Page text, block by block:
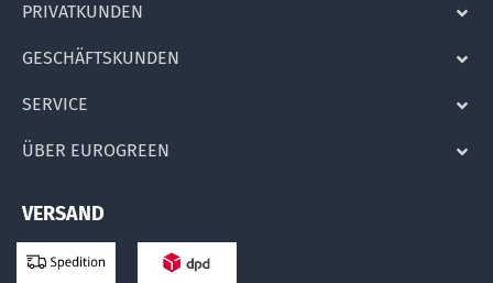
PRIVATKUNDEN
GESCHÄFTSKUNDEN
SERVICE
ÜBER EUROGREEN
VERSAND